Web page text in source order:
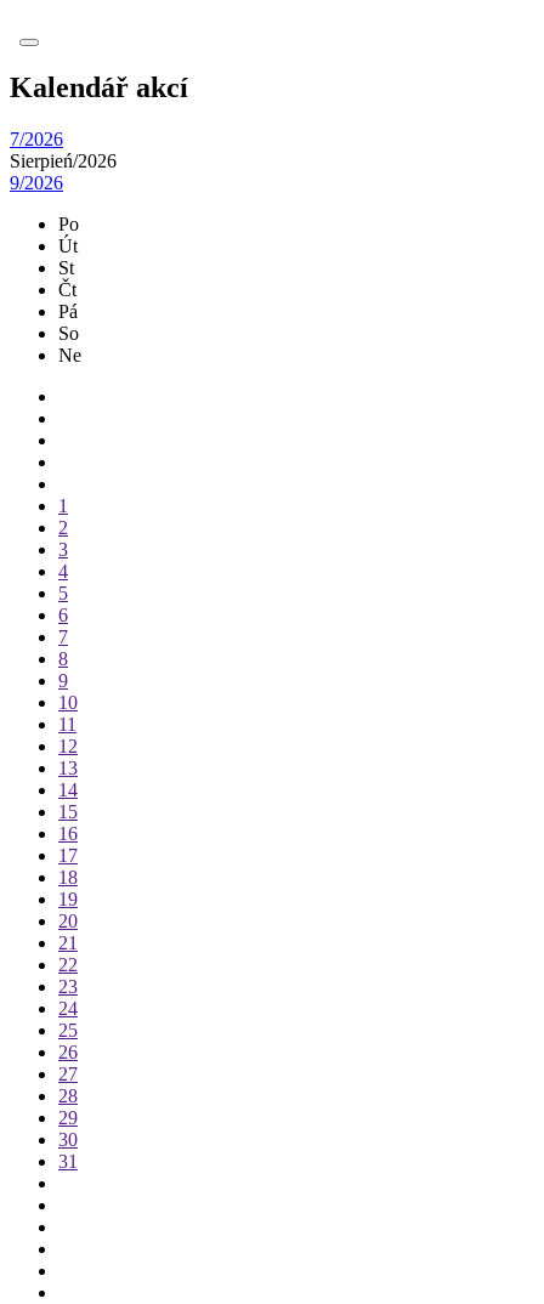
Kalendář akcí
7/2026
Sierpień/2026
9/2026
Po
Út
St
Čt
Pá
So
Ne
1
2
3
4
5
6
7
8
9
10
11
12
13
14
15
16
17
18
19
20
21
22
23
24
25
26
27
28
29
30
31